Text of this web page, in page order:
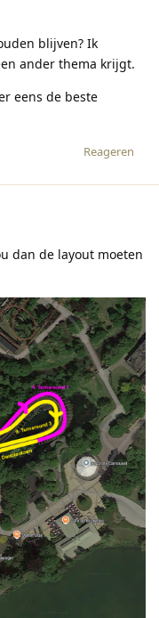
blijven? Ik
ander thema krijgt.
eens de beste
Reageren
dan de layout moeten